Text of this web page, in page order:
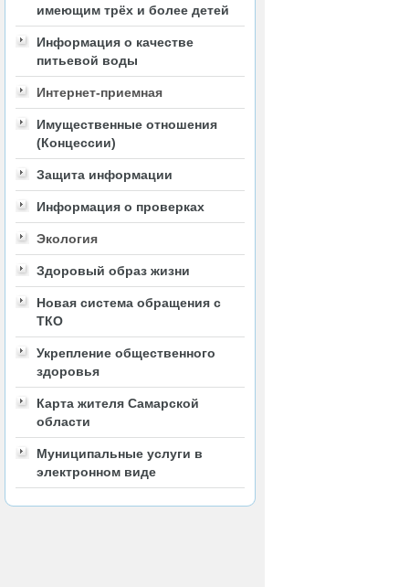
имеющим трёх и более детей
Информация о качестве
питьевой воды
Интернет-приемная
Имущественные отношения
(Концессии)
Защита информации
Информация о проверках
Экология
Здоровый образ жизни
Новая система обращения с
ТКО
Укрепление общественного
здоровья
Карта жителя Самарской
области
Муниципальные услуги в
электронном виде